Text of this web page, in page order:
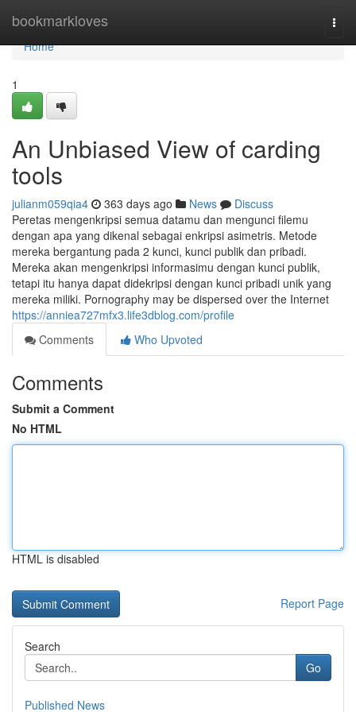
bookmarkloves
Home
Home
1
An Unbiased View of carding
tools
julianm059qia4 363 days ago News
Discuss
Peretas mengenkripsi semua datamu dan mengunci filemu
dengan apa yang dikenal sebagai enkripsi asimetris. Metode
mereka bergantung pada 2 kunci, kunci publik dan pribadi.
Mereka akan mengenkripsi informasimu dengan kunci publik,
tetapi itu hanya dapat didekripsi dengan kunci pribadi unik yang
mereka miliki. Pornography may be dispersed over the Internet
https://anniea727mfx3.life3dblog.com/profile
Comments
Who Upvoted
Comments
Submit a Comment
No HTML
HTML is disabled
Report Page
Search
Go
Published News